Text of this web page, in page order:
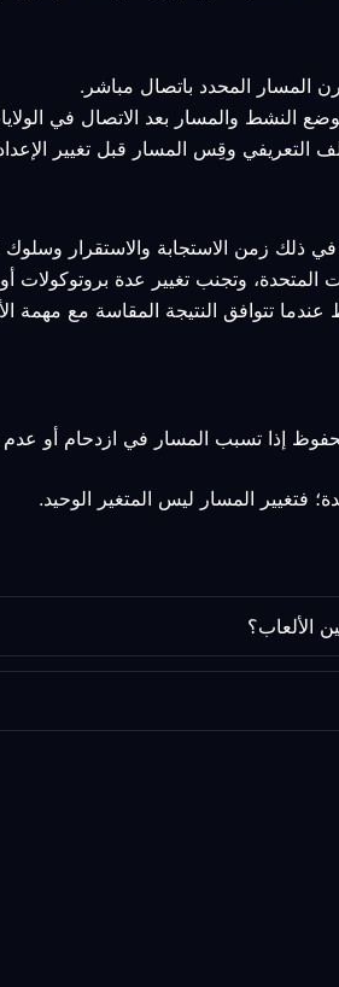
ذلك زمن الاستجابة والاستقرار وسلوك
المتحدة، وتجنب تغيير عدة
تتوافق النتيجة المقاسة مع مهمة
إذا تسبب المسار في ازدحام أو